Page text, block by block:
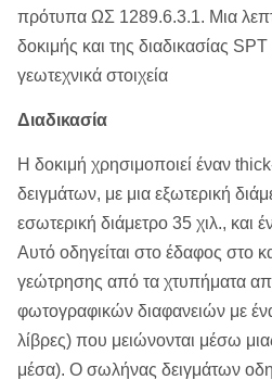
πρότυπα ΩΣ 1289.6.3.1. Μια
δοκιμής και της διαδικασίας
γεωτεχνικά στοιχεία
Διαδικασία
Η δοκιμή χρησιμοποιεί έναν
δειγμάτων, με μια εξωτερική
εσωτερική διάμετρο 35 χιλ., και
Αυτό οδηγείται στο έδαφος στο
γεώτρησης από τα χτυπήματα
φωτογραφικών διαφανειών με
λίβρες) που μειώνονται μέσω
μέσα). Ο σωλήνας δειγμάτων